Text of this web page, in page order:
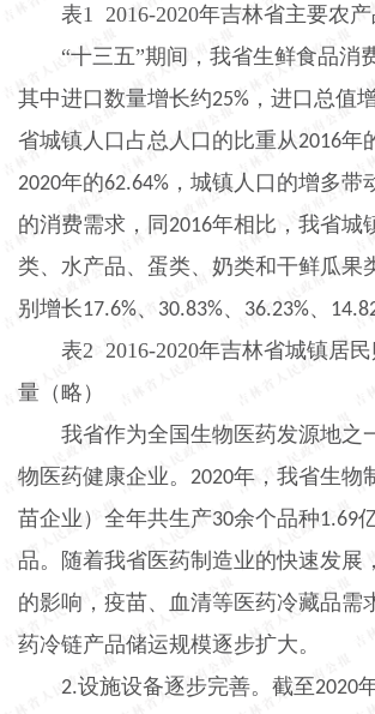
表1 2016-2020年吉林省主要农产
“十三五”期间，我省生鲜食品消
其中进口数量增长约25% ，进口总值
省城镇人口占总人口的比重从2016年
2020年的62.64% ，城镇人口的增多带
的消费需求，同2016年相比，我省城
类、水产品、蛋类、奶类和干鲜瓜果
别增长17.6%、 30.83%、 36.23%、
表2 2016-2020年吉林省城镇居
量（略）
我省作为全国生物医药发源地之
物医药健康企业。 2020年，我省生物
苗企业）全年共生产30余个品种1.69
品。随着我省医药制造业的快速发展
的影响，疫苗、血清等医药冷藏品需
药冷链产品储运规模逐步扩大。
2.设施设备逐步完善。截至2020